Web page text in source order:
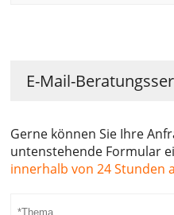
E-Mail-
Gerne können Sie Ihre
untenstehende Formular
innerhalb von 24 Stunden